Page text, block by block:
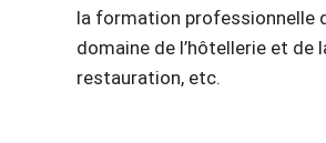
la formation professionnelle
domaine de l’hôtellerie et de
restauration, etc.